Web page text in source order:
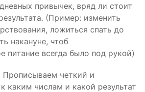
привычек, вряд ли стоит
(Пример: изменить
ложиться спать до
накануне, чтоб
питание всегда было под рукой)
Прописываем четкий и
каким числам и какой результат